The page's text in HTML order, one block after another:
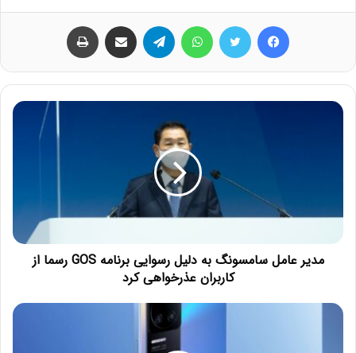
مدیر عامل سامسونگ به دلیل رسوایی برنامه GOS رسما از
کاربران عذرخواهی کرد